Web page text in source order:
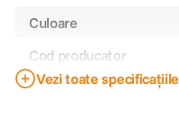
Culoare
Cod producator
PRP
Vezi toate specificațiile